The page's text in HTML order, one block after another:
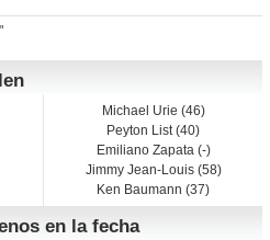
Michael Urie (46)
Peyton List (40)
Emiliano Zapata (-)
Jimmy Jean-Louis (58)
Ken Baumann (37)
en la fecha